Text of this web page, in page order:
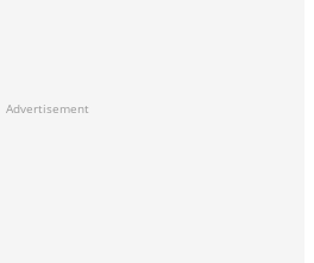
Advertisement